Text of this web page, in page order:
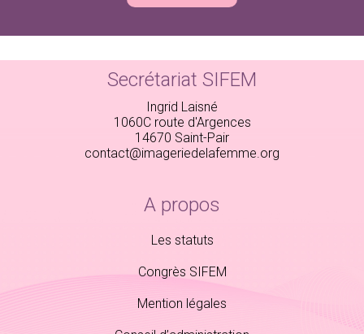
Secrétariat SIFEM
Ingrid Laisné
1060C route d'Argences
14670 Saint-Pair
contact@imageriedelafemme.org
A propos
Les statuts
Congrès SIFEM
Mention légales